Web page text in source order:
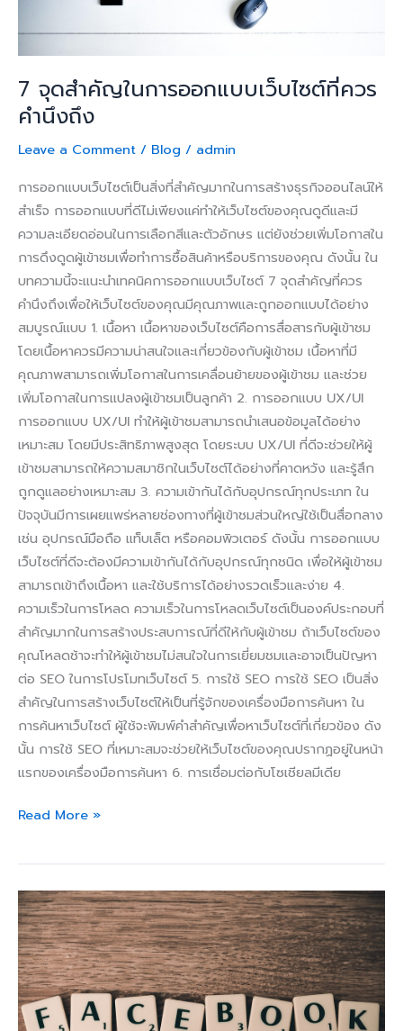
7 จุดสำคัญในการออกแบบเว็บไซต์ที่ควร
คำนึงถึง
Leave a Comment / Blog / admin
การออกแบบเว็บไซต์เป็นสิ่งที่สำคัญมากในการสร้างธุรกิจออนไลน์ให้
สำเร็จ การออกแบบที่ดีไม่เพียงแค่ทำให้เว็บไซต์ของคุณดูดีและมี
ความละเอียดอ่อนในการเลือกสีและตัวอักษร แต่ยังช่วยเพิ่มโอกาสใน
การดึงดูดผู้เข้าชมเพื่อทำการซื้อสินค้าหรือบริการของคุณ ดังนั้น ใน
บทความนี้จะแนะนำเทคนิคการออกแบบเว็บไซต์ 7 จุดสำคัญที่ควร
คำนึงถึงเพื่อให้เว็บไซต์ของคุณมีคุณภาพและถูกออกแบบได้อย่าง
สมบูรณ์แบบ 1. เนื้อหา เนื้อหาของเว็บไซต์คือการสื่อสารกับผู้เข้าชม
โดยเนื้อหาควรมีความน่าสนใจและเกี่ยวข้องกับผู้เข้าชม เนื้อหาที่มี
คุณภาพสามารถเพิ่มโอกาสในการเคลื่อนย้ายของผู้เข้าชม และช่วย
เพิ่มโอกาสในการแปลงผู้เข้าชมเป็นลูกค้า 2. การออกแบบ UX/UI
การออกแบบ UX/UI ทำให้ผู้เข้าชมสามารถนำเสนอข้อมูลได้อย่าง
เหมาะสม โดยมีประสิทธิภาพสูงสุด โดยระบบ UX/UI ที่ดีจะช่วยให้ผู้
เข้าชมสามารถให้ความสมาชิกในเว็บไซต์ได้อย่างที่คาดหวัง และรู้สึก
ถูกดูแลอย่างเหมาะสม 3. ความเข้ากันได้กับอุปกรณ์ทุกประเภท ใน
ปัจจุบันมีการเผยแพร่หลายช่องทางที่ผู้เข้าชมส่วนใหญ่ใช้เป็นสื่อกลาง
เช่น อุปกรณ์มือถือ แท็บเล็ต หรือคอมพิวเตอร์ ดังนั้น การออกแบบ
เว็บไซต์ที่ดีจะต้องมีความเข้ากันได้กับอุปกรณ์ทุกชนิด เพื่อให้ผู้เข้าชม
สามารถเข้าถึงเนื้อหา และใช้บริการได้อย่างรวดเร็วและง่าย 4.
ความเร็วในการโหลด ความเร็วในการโหลดเว็บไซต์เป็นองค์ประกอบที่
สำคัญมากในการสร้างประสบการณ์ที่ดีให้กับผู้เข้าชม ถ้าเว็บไซต์ของ
คุณโหลดช้าจะทำให้ผู้เข้าชมไม่สนใจในการเยี่ยมชมและอาจเป็นปัญหา
ต่อ SEO ในการโปรโมทเว็บไซต์ 5. การใช้ SEO การใช้ SEO เป็นสิ่ง
สำคัญในการสร้างเว็บไซต์ให้เป็นที่รู้จักของเครื่องมือการค้นหา ใน
การค้นหาเว็บไซต์ ผู้ใช้จะพิมพ์คำสำคัญเพื่อหาเว็บไซต์ที่เกี่ยวข้อง ดัง
นั้น การใช้ SEO ที่เหมาะสมจะช่วยให้เว็บไซต์ของคุณปรากฏอยู่ในหน้า
แรกของเครื่องมือการค้นหา 6. การเชื่อมต่อกับโซเชียลมีเดีย
คำนึง
ถึง
Read More »
วิธี
เลือก
และ
ใช้
CMS
ที่